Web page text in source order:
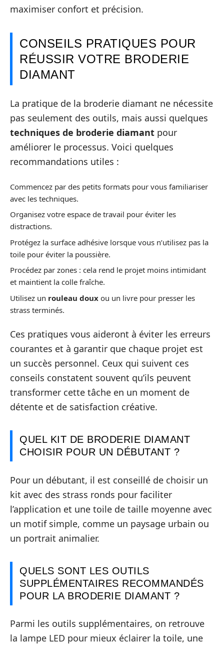
maximiser confort et précision.
CONSEILS PRATIQUES POUR
RÉUSSIR VOTRE BRODERIE
DIAMANT
La pratique de la broderie diamant ne nécessite
pas seulement des outils, mais aussi quelques
techniques de broderie diamant pour
améliorer le processus. Voici quelques
recommandations utiles :
Commencez par des petits formats pour vous familiariser
avec les techniques.
Organisez votre espace de travail pour éviter les
distractions.
Protégez la surface adhésive lorsque vous n’utilisez pas la
toile pour éviter la poussière.
Procédez par zones : cela rend le projet moins intimidant
et maintient la colle fraîche.
Utilisez un rouleau doux ou un livre pour presser les
strass terminés.
Ces pratiques vous aideront à éviter les erreurs
courantes et à garantir que chaque projet est
un succès personnel. Ceux qui suivent ces
conseils constatent souvent qu’ils peuvent
transformer cette tâche en un moment de
détente et de satisfaction créative.
QUEL KIT DE BRODERIE DIAMANT
CHOISIR POUR UN DÉBUTANT ?
Pour un débutant, il est conseillé de choisir un
kit avec des strass ronds pour faciliter
l’application et une toile de taille moyenne avec
un motif simple, comme un paysage urbain ou
un portrait animalier.
QUELS SONT LES OUTILS
SUPPLÉMENTAIRES RECOMMANDÉS
POUR LA BRODERIE DIAMANT ?
Parmi les outils supplémentaires, on retrouve
la lampe LED pour mieux éclairer la toile, une